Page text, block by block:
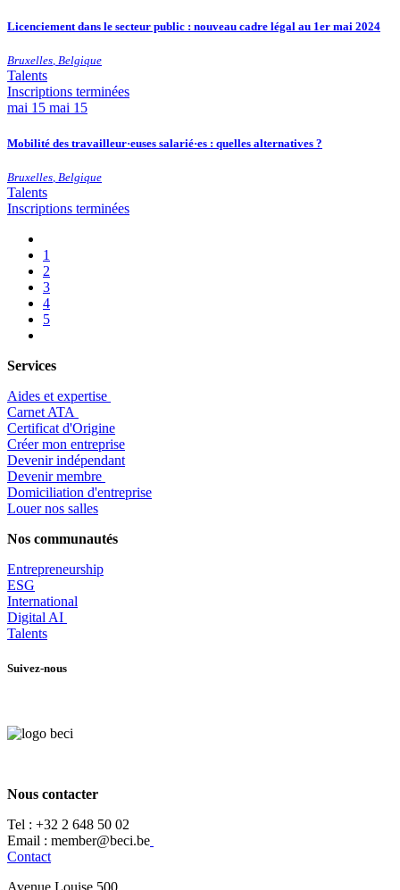
Licenciement dans le secteur public : nouveau cadre légal au 1er mai 2024
Bruxelles, Belgique
Talents
Inscriptions terminées
mai 15 mai 15
Mobilité des travailleur·euses salarié·es : quelles alternatives ?
Bruxelles Belgique
Talents
Inscriptions terminées
1
2
3
4
5
Services
Aides et expertise
​Carnet ATA
Certificat d'Origine
Créer mon entreprise
Devenir indépendant
Devenir membre
​Domiciliation d'entreprise
Louer nos salles
Nos communautés
Entrepreneurship
ESG
International
Digital AI
Talents
Suivez-nous
Nous contacter
Tel : +32 2 648 50 02​
​​Email : member@beci.be
Contact
Avenue Louise 500